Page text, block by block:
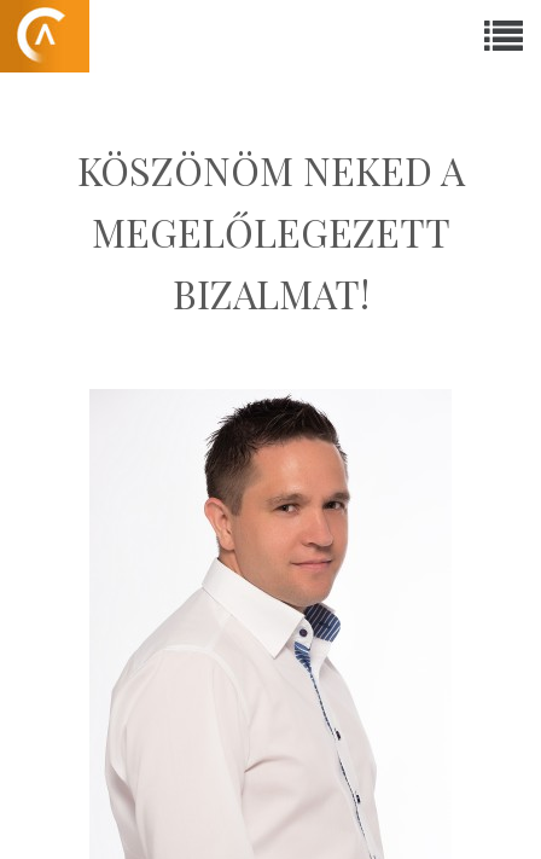
KÖSZÖNÖM NEKED A
MEGELŐLEGEZETT
BIZALMAT!